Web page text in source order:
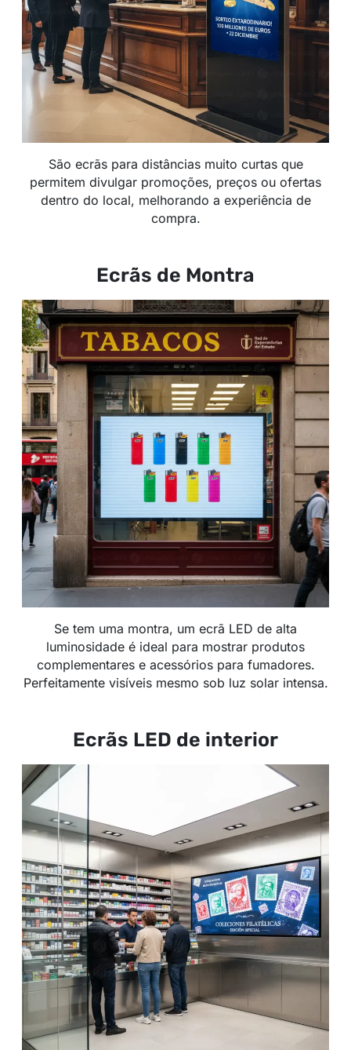
São ecrãs para distâncias muito curtas que
permitem divulgar promoções, preços ou ofertas
dentro do local, melhorando a experiência de
compra.
Ecrãs de Montra
Se tem uma montra, um ecrã LED de alta
luminosidade é ideal para mostrar produtos
complementares e acessórios para fumadores.
Perfeitamente visíveis mesmo sob luz solar intensa.
Ecrãs LED de interior